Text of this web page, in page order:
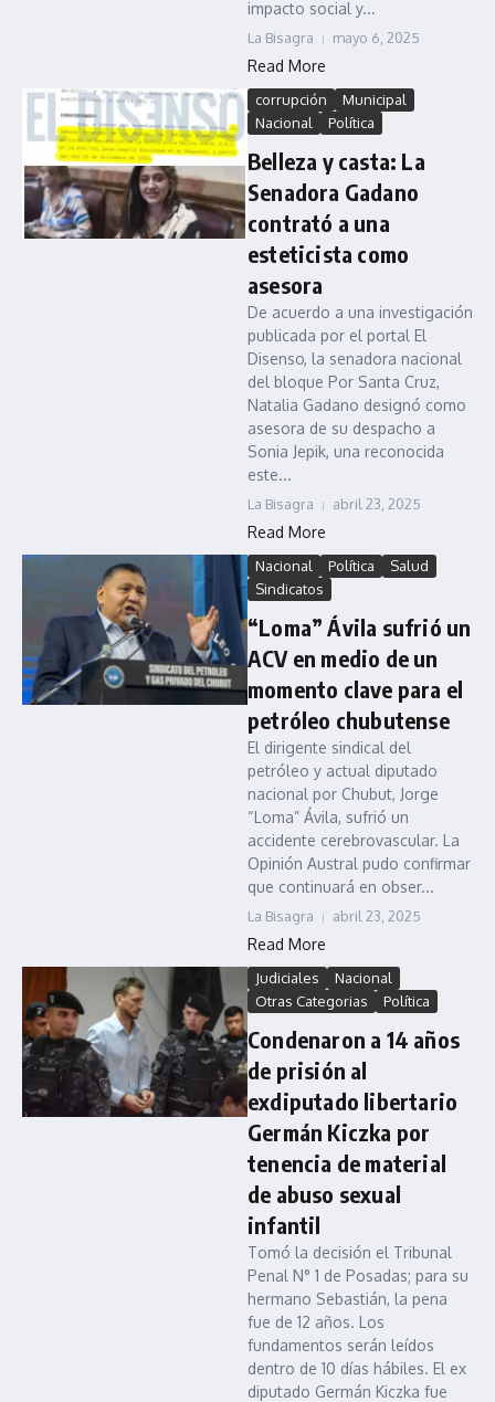
impacto social y...
La Bisagra mayo 6, 2025
Read More
corrupción
Municipal
Nacional
Política
Belleza y casta: La
Senadora Gadano
contrató a una
esteticista como
asesora
De acuerdo a una investigación
publicada por el portal El
Disenso, la senadora nacional
del bloque Por Santa Cruz,
Natalia Gadano designó como
asesora de su despacho a
Sonia Jepik, una reconocida
este...
La Bisagra abril 23, 2025
Read More
Nacional Política
Salud
Sindicatos
“Loma” Ávila sufrió un
ACV en medio de un
momento clave para el
petróleo chubutense
El dirigente sindical del
petróleo y actual diputado
nacional por Chubut, Jorge
“Loma” Ávila, sufrió un
accidente cerebrovascular. La
Opinión Austral pudo confirmar
que continuará en obser...
La Bisagra abril 23, 2025
Read More
Judiciales
Nacional
Otras Categorias
Política
Condenaron a 14 años
de prisión al
exdiputado libertario
Germán Kiczka por
tenencia de material
de abuso sexual
infantil
Tomó la decisión el Tribunal
Penal N° 1 de Posadas; para su
hermano Sebastián, la pena
fue de 12 años. Los
fundamentos serán leídos
dentro de 10 días hábiles. El ex
diputado Germán Kiczka fue